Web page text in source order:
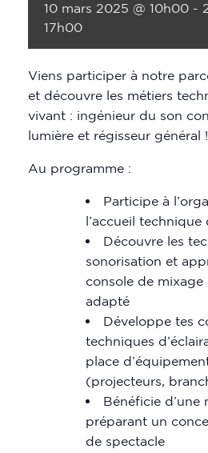
10 mars 2025 @ 10h00 -
17h00
Viens participer à notre
et découvre les métiers
vivant : ingénieur du son
lumière et régisseur général !
Au programme :
Participe à
l’accueil technique
Découvre les
sonorisation et
console de mixage
adapté
Développe tes
techniques
place
(projecteurs,
Bénéficie d’une
préparant un
de spectacle